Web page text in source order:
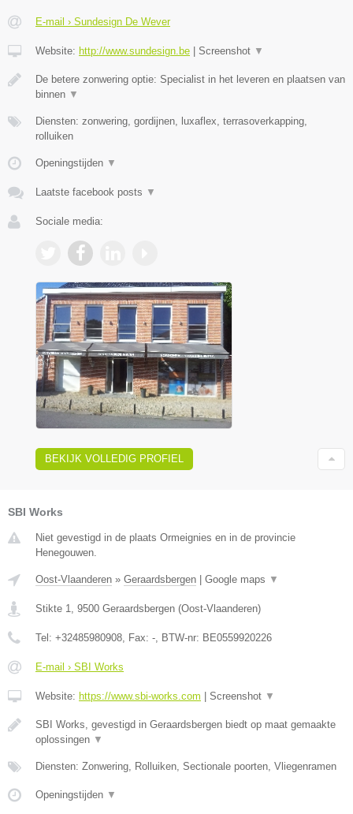
E-mail › Sundesign De Wever
Website: http://www.sundesign.be | Screenshot ▼
De betere zonwering optie: Specialist in het leveren en plaatsen van
binnen ▼
Diensten: zonwering, gordijnen, luxaflex, terrasoverkapping,
rolluiken
Openingstijden ▼
Laatste facebook posts ▼
Sociale media:
BEKIJK VOLLEDIG PROFIEL
SBI Works
Niet gevestigd in de plaats Ormeignies en in de provincie
Henegouwen.
Oost-Vlaanderen » Geraardsbergen Google maps ▼
Stikte 1, 9500 Geraardsbergen (Oost-Vlaanderen)
Tel: +32485980908, Fax: -, BTW-nr: BE0559920226
E-mail › SBI Works
Website: https://www.sbi-works.com Screenshot ▼
SBI Works, gevestigd in Geraardsbergen biedt op maat gemaakte
oplossingen ▼
Diensten: Zonwering, Rolluiken, Sectionale poorten, Vliegenramen
Openingstijden ▼